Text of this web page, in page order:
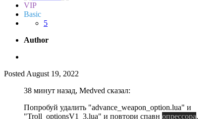
VIP
Basic
5
Author
Posted August 19, 2022
38 минут назад, Medved сказал:
Попробуй удалить "advance_weapon_option.lua" и
"Troll_optionsV1_3.lua" и повтори спавн опрессора,